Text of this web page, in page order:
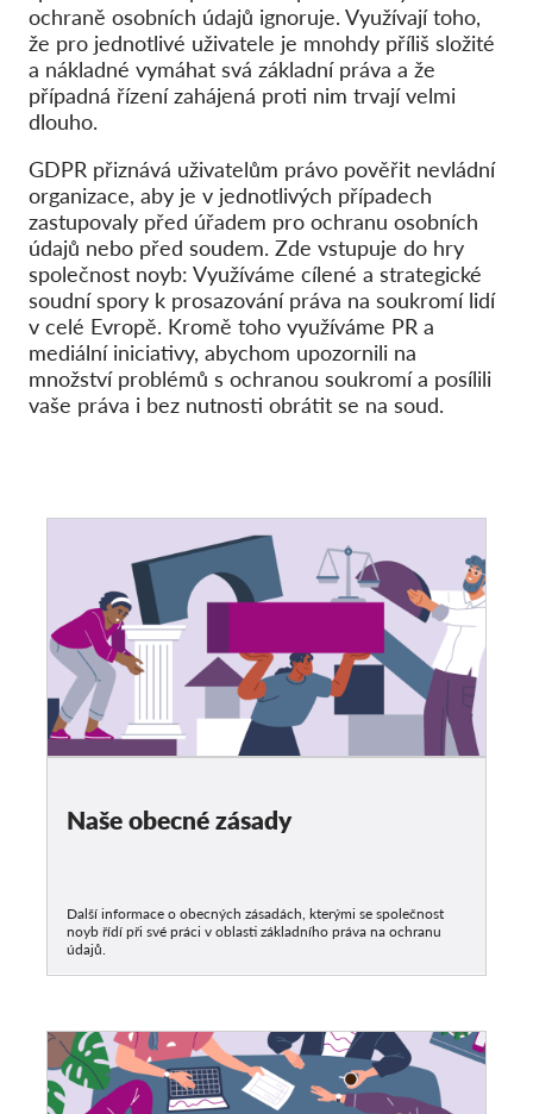
Výroční zprávy
Otázky a odpovědi
Kariéra
OnionShare
Média
Kontakt
GDPRhub
ochraně osobních údajů ignoruje. Využívají toho,
že pro jednotlivé uživatele je mnohdy příliš složité
a nákladné vymáhat svá základní práva a že
případná řízení zahájená proti nim trvají velmi
dlouho.
GDPR přiznává uživatelům právo pověřit nevládní
organizace, aby je v jednotlivých případech
zastupovaly před úřadem pro ochranu osobních
údajů nebo před soudem. Zde vstupuje do hry
společnost noyb: Využíváme cílené a strategické
soudní spory k prosazování práva na soukromí lidí
v celé Evropě. Kromě toho využíváme PR a
mediální iniciativy, abychom upozornili na
množství problémů s ochranou soukromí a posílili
vaše práva i bez nutnosti obrátit se na soud.
Naše obecné zásady
Další informace o obecných zásadách, kterými se společnost
noyb řídí při své práci v oblasti základního práva na ochranu
údajů.